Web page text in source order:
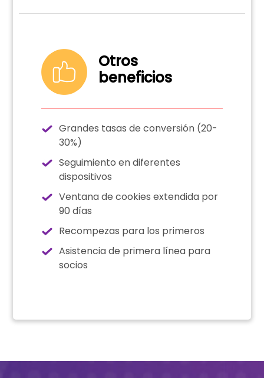
Otros
beneficios
Grandes tasas de conversión (20-
30%)
Seguimiento en diferentes
dispositivos
Ventana de cookies extendida por
90 días
Recompezas para los primeros
Asistencia de primera línea para
socios